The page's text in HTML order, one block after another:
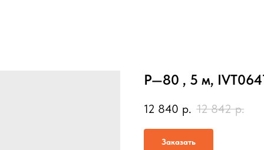
P—80 , 5 м,
12 840 р. 12 842 р.
Заказать